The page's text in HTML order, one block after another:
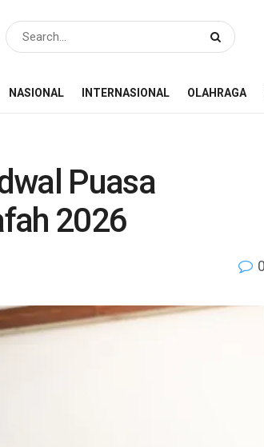
NASIONAL INTERNASIONAL OLAHRAGA
Puasa
2026
0